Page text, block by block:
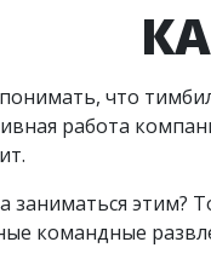
что
работа
заниматься этим?
командные